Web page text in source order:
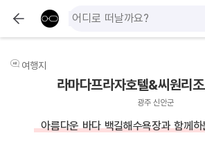
여행지
라마다프라자호텔&씨원리
광주 신안군
아름다운 바다 백길해수욕장과 함께